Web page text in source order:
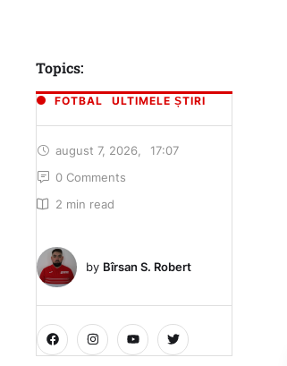
Topics:
FOTBAL ULTIMELE ȘTIRI
august 7, 2026
17:07
0 Comments
2 min read
by Bîrsan S. Robert